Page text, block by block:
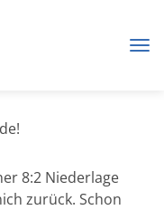
8:2 Niederlage
zurück. Schon